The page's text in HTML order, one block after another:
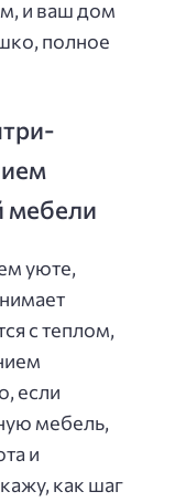
и ваш дом
полное
мебели
уюте,
с теплом,
если
мебель,
и
как шаг